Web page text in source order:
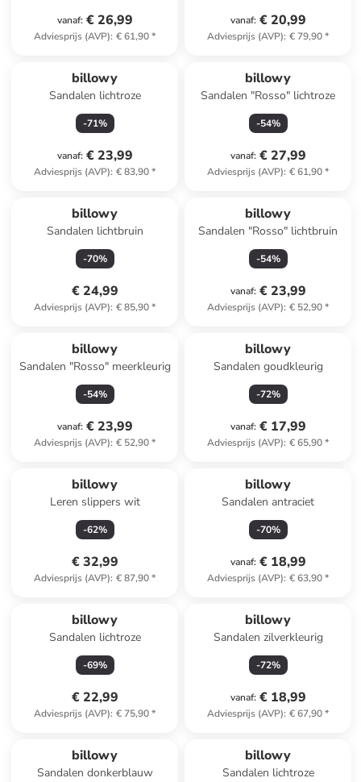
vanaf: € 26,99
Adviesprijs (AVP): € 61,90*
vanaf: € 20,99
Adviesprijs (AVP): € 79,90*
billowy
Sandalen lichtroze
-71%
vanaf: € 23,99
Adviesprijs (AVP): € 83,90*
billowy
Sandalen "Rosso" lichtroze
-54%
vanaf: € 27,99
Adviesprijs (AVP): € 61,90*
billowy
Sandalen lichtbruin
-70%
€ 24,99
Adviesprijs (AVP): € 85,90*
billowy
Sandalen "Rosso" lichtbruin
-54%
vanaf: € 23,99
Adviesprijs (AVP): € 52,90*
billowy
Sandalen "Rosso" meerkleurig
-54%
vanaf: € 23,99
Adviesprijs (AVP): € 52,90*
billowy
Sandalen goudkleurig
-72%
vanaf: € 17,99
Adviesprijs (AVP): € 65,90*
billowy
Leren slippers wit
-62%
€ 32,99
Adviesprijs (AVP): € 87,90*
billowy
Sandalen antraciet
-70%
vanaf: € 18,99
Adviesprijs (AVP): € 63,90*
billowy
Sandalen lichtroze
-69%
€ 22,99
Adviesprijs (AVP): € 75,90*
billowy
Sandalen zilverkleurig
-72%
vanaf: € 18,99
Adviesprijs (AVP): € 67,90*
billowy
Sandalen donkerblauw
billowy
Sandalen lichtroze